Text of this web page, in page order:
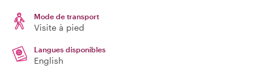
Mode de transport
Visite à pied
Langues disponibles
English